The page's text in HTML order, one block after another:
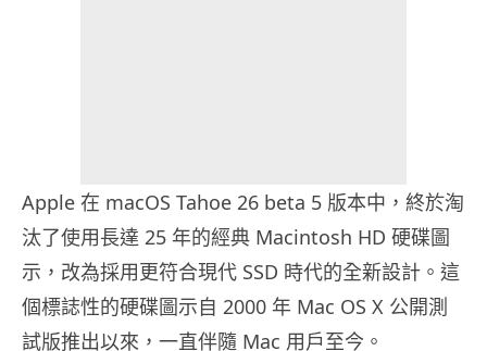
Apple 在 macOS Tahoe 26 beta 5 版本中，終於淘
汰了使用長達 25 年的經典 Macintosh HD 硬碟圖
示，改為採用更符合現代 SSD 時代的全新設計。這
個標誌性的硬碟圖示自 2000 年 Mac OS X 公開測
試版推出以來，一直伴隨 Mac 用戶至今。